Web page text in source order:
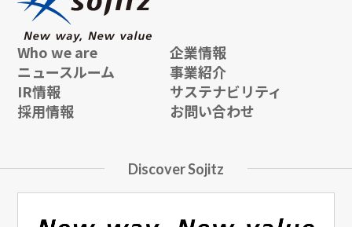
Who we are
企業情報
ニュースルーム
事業紹介
IR情報
サステナビリティ
採用情報
お問い合わせ
Discover Sojitz